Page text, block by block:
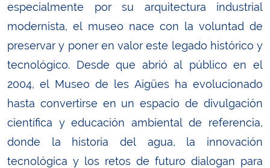
especialmente por su arquitectura industrial
modernista, el museo nace con la voluntad de
preservar y poner en valor este legado histórico y
tecnológico. Desde que abrió al público en el
2004, el Museo de les Aigües ha evolucionado
hasta convertirse en un espacio de divulgación
científica y educación ambiental de referencia,
donde la historia del agua, la innovación
tecnológica y los retos de futuro dialogan para